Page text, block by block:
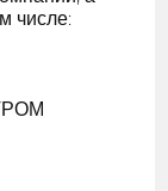
числе: